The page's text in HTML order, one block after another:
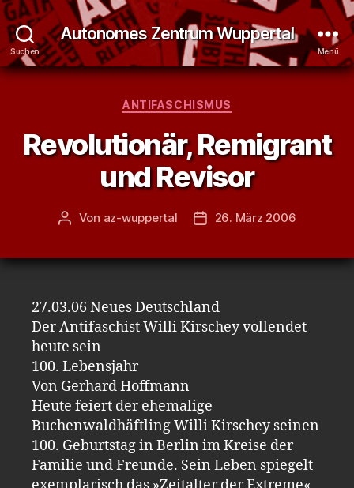
Suchen
Autonomes Zentrum Wuppertal
Menü
Kategorien
ANTIFASCHISMUS
Revolutionär, Remigrant
und Revisor
Beitragsautor
Von az-wuppertal Veröffentlichungsdatum
26. März 2006
27.03.06 Neues Deutschland
Der Antifaschist Willi Kirschey vollendet
heute sein
100. Lebensjahr
Von Gerhard Hoffmann
Heute feiert der ehemalige
Buchenwaldhäftling Willi Kirschey seinen
100. Geburtstag in Berlin im Kreise der
Familie und Freunde. Sein Leben spiegelt